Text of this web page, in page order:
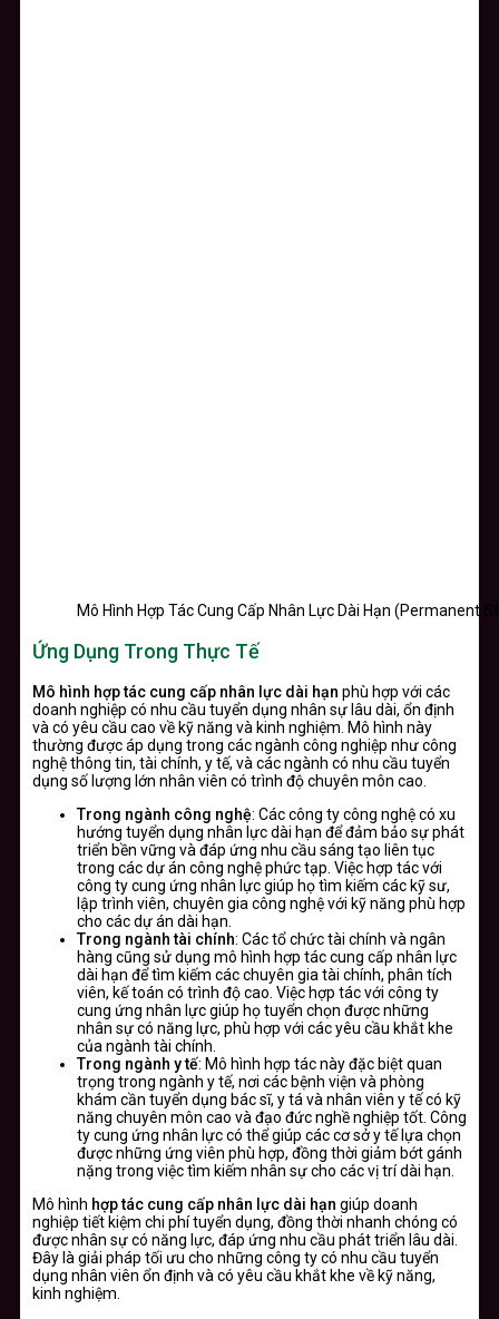
Mô Hình Hợp Tác Cung Cấp Nhân Lực Dài Hạn (Permanent
Ứng Dụng Trong Thực Tế
Mô hình hợp tác cung cấp nhân lực dài hạn phù hợp với các
doanh nghiệp có nhu cầu tuyển dụng nhân sự lâu dài, ổn định
và có yêu cầu cao về kỹ năng và kinh nghiệm. Mô hình này
thường được áp dụng trong các ngành công nghiệp như công
nghệ thông tin, tài chính, y tế, và các ngành có nhu cầu tuyển
dụng số lượng lớn nhân viên có trình độ chuyên môn cao.
Trong ngành công nghệ: Các công ty công nghệ có xu
hướng tuyển dụng nhân lực dài hạn để đảm bảo sự phát
triển bền vững và đáp ứng nhu cầu sáng tạo liên tục
trong các dự án công nghệ phức tạp. Việc hợp tác với
công ty cung ứng nhân lực giúp họ tìm kiếm các kỹ sư,
lập trình viên, chuyên gia công nghệ với kỹ năng phù hợp
cho các dự án dài hạn.
Trong ngành tài chính: Các tổ chức tài chính và ngân
hàng cũng sử dụng mô hình hợp tác cung cấp nhân lực
dài hạn để tìm kiếm các chuyên gia tài chính, phân tích
viên, kế toán có trình độ cao. Việc hợp tác với công ty
cung ứng nhân lực giúp họ tuyển chọn được những
nhân sự có năng lực, phù hợp với các yêu cầu khắt khe
của ngành tài chính.
Trong ngành y tế: Mô hình hợp tác này đặc biệt quan
trọng trong ngành y tế, nơi các bệnh viện và phòng
khám cần tuyển dụng bác sĩ, y tá và nhân viên y tế có kỹ
năng chuyên môn cao và đạo đức nghề nghiệp tốt. Công
ty cung ứng nhân lực có thể giúp các cơ sở y tế lựa chọn
được những ứng viên phù hợp, đồng thời giảm bớt gánh
nặng trong việc tìm kiếm nhân sự cho các vị trí dài hạn.
Mô hình hợp tác cung cấp nhân lực dài hạn giúp doanh
nghiệp tiết kiệm chi phí tuyển dụng, đồng thời nhanh chóng có
được nhân sự có năng lực, đáp ứng nhu cầu phát triển lâu dài.
Đây là giải pháp tối ưu cho những công ty có nhu cầu tuyển
dụng nhân viên ổn định và có yêu cầu khắt khe về kỹ năng,
kinh nghiệm.